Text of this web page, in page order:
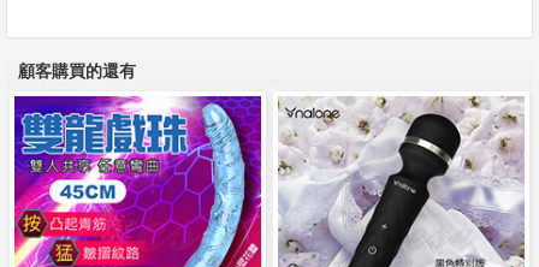
顧客購買的還有